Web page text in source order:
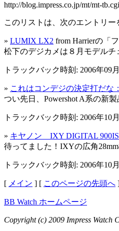
http://blog.impress.co.jp/mt/mt-
このリストは、次のエントリー
» LUMIX LX2 from Harrierの「
松下のデジカメは８月モデル
トラックバック時刻: 2006年09
» これはコンデジの決定打だな
つい先日、Powershot A系の新
トラックバック時刻: 2006年10
» キヤノン IXY DIGITAL
待ってました！IXYの広角
トラックバック時刻: 2006年10
[ メイン ] [ このページの先頭へ
BB Watch ホームページ
Copyright (c) 2009 Impress Watch